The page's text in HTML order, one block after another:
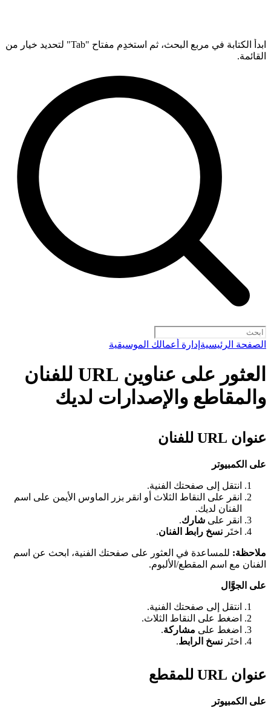
ابدأ الكتابة في مربع البحث، ثم استخدِم مفتاح "Tab" لتحديد خيار من
القائمة.
الصفحة الرئيسية إدارة أعمالك الموسيقية
العثور على عناوين URL للفنان
والمقاطع والإصدارات لديك
عنوان URL للفنان
على الكمبيوتر
انتقل إلى صفحتك الفنية.
انقر على النقاط الثلاث أو انقر بزر الماوس الأيمن على اسم
الفنان لديك.
انقر على شارك.
اختَر نسخ رابط الفنان.
ملاحظة: للمساعدة في العثور على صفحتك الفنية، ابحث عن اسم
الفنان مع اسم المقطع/الألبوم.
على الجوَّال
انتقل إلى صفحتك الفنية.
اضغط على النقاط الثلاث.
اضغط على مشاركة.
اختَر نسخ الرابط.
عنوان URL للمقطع
على الكمبيوتر